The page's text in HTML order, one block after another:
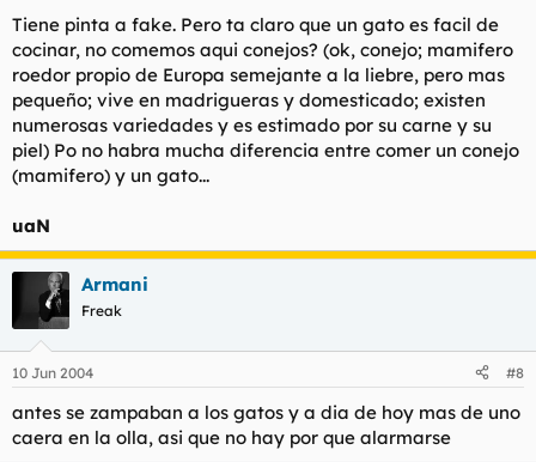
Tiene pinta a fake. Pero ta claro que un gato es facil de
cocinar, no comemos aqui conejos? (ok, conejo; mamifero
roedor propio de Europa semejante a la liebre, pero mas
pequeño; vive en madrigueras y domesticado; existen
numerosas variedades y es estimado por su carne y su
piel) Po no habra mucha diferencia entre comer un conejo
(mamifero) y un gato...
uaN
Armani
Freak
10 Jun 2004 #8
antes se zampaban a los gatos y a dia de hoy mas de uno
caera en la olla, asi que no hay por que alarmarse